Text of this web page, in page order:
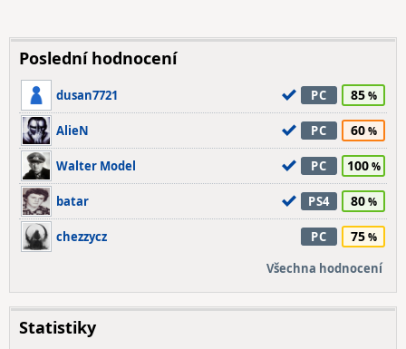
Poslední hodnocení
dusan7721 PC 85
AlieN PC 60
Walter Model PC 100
batar PS4 80
chezzycz PC 75
Všechna hodnocení
Statistiky